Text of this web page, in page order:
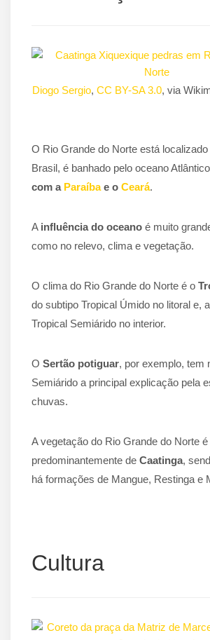
Diogo Sergio, CC BY-SA 3.0, via
O Rio Grande do Norte está
Brasil, é banhado pelo oceano
com a Paraíbae o Ceará.
A influência do oceano é muito
como no relevo, clima e vegetação.
O clima do Rio Grande do Norte é o
do subtipo Tropical Úmido no litoral e,
Tropical Semiárido no interior.
O Sertão potiguar, por exemplo, tem
Semiárido a principal explicação pela
chuvas.
A vegetação do Rio Grande do Norte é
predominantemente de Caatinga,
há formações de Mangue, Restinga e
Cultura